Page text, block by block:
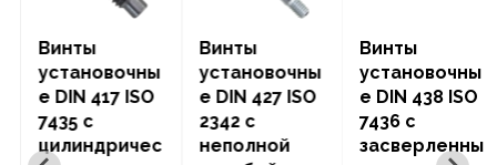
Винты
установочны
е DIN 417 ISO
7435 с
цилиндричес
Винты
установочны
е DIN 427 ISO
2342 с
неполной
Винты
установочны
е DIN 438 ISO
7436 с
засверленны